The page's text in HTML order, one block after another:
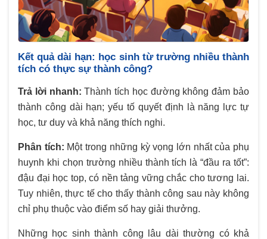
Kết quả dài hạn: học sinh từ trường nhiều thành
tích có thực sự thành công?
Trả lời nhanh: Thành tích học đường không đảm bảo
thành công dài hạn; yếu tố quyết định là năng lực tự
học, tư duy và khả năng thích nghi.
Phân tích: Một trong những kỳ vọng lớn nhất của phụ
huynh khi chọn trường nhiều thành tích là “đầu ra tốt”:
đậu đại học top, có nền tảng vững chắc cho tương lai.
Tuy nhiên, thực tế cho thấy thành công sau này không
chỉ phụ thuộc vào điểm số hay giải thưởng.
Những học sinh thành công lâu dài thường có khả